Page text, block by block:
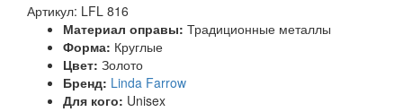
Артикул: LFL 816
Материал оправы: Традиционные металлы
Форма: Круглые
Цвет: Золото
Бренд: Linda Farrow
Для кого: Unisex